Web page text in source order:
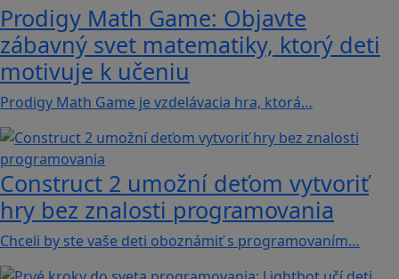
Prodigy Math Game: Objavte
zábavný svet matematiky, ktorý deti
motivuje k učeniu
Prodigy Math Game je vzdelávacia hra, ktorá…
Construct 2 umožní deťom vytvoriť
hry bez znalosti programovania
Chceli by ste vaše deti oboznámiť s programovaním…